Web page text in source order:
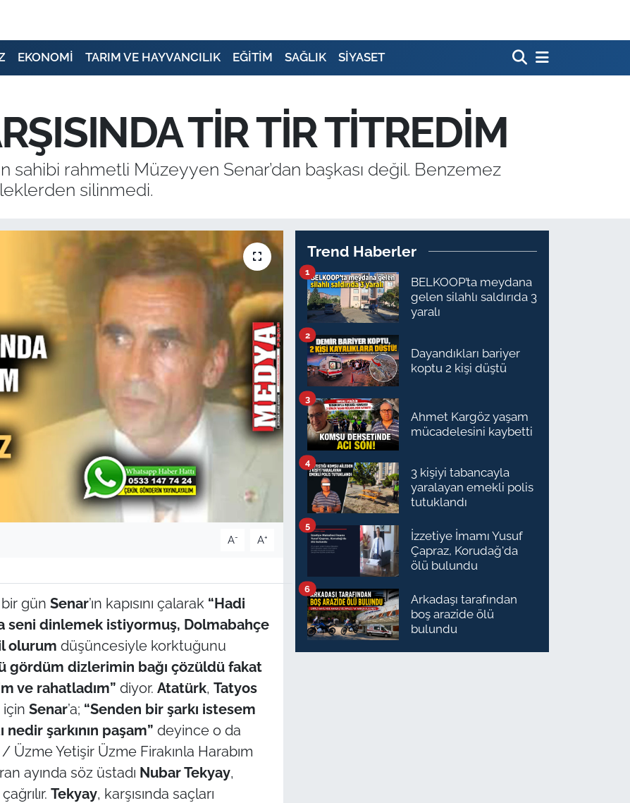
EKONOMİ TARIM VE HAYVANCILIK EĞİTİM SAĞLIK SİYASET
TİR TİR TİTREDİM
sahibi rahmetli Müzeyyen Senar’dan başkası değil. Benzemez
silinmedi.
A- A+
gün Senar’ın kapısını çalarak “Hadi
seni dinlemek istiyormuş, Dolmabahçe
olurum düşüncesiyle korktuğunu
gördüm dizlerimin bağı çözüldü fakat
ve rahatladım” diyor. Atatürk, Tatyos
için Senar’a; “Senden bir şarkı istesem
nedir şarkının paşam” deyince o da
Üzme Yetişir Üzme Firakınla Harabım
ayında söz üstadı Nubar Tekyay,
Tekyay, karşısında saçları
Trend Haberler
BELKOOP’ta meydana
gelen silahlı saldırıda 3
yaralı
1
Dayandıkları bariyer
koptu 2 kişi düştü
2
Ahmet Kargöz yaşam
mücadelesini kaybetti
3
3 kişiyi tabancayla
yaralayan emekli polis
tutuklandı
4
İzzetiye İmamı Yusuf
Çapraz, Korudağ'da
ölü bulundu
5
Arkadaşı tarafından
boş arazide ölü
bulundu
6